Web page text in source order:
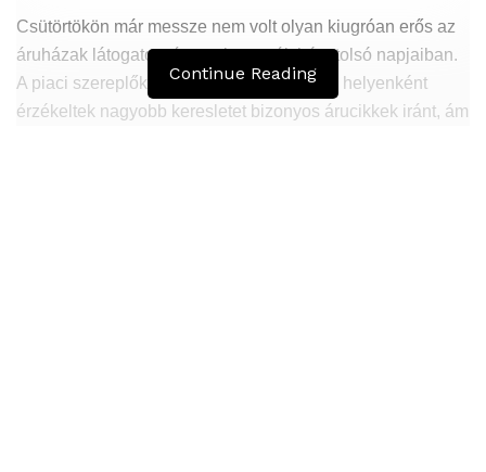
Csütörtökön már messze nem volt olyan kiugróan erős az
áruházak látogatottsága, mint a múlt hét utolsó napjaiban.
A piaci szereplők még mindig inkább csak helyenként
érzékeltek nagyobb keresletet bizonyos árucikkek iránt, ám
Continue Reading